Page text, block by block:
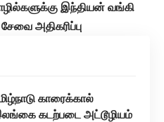
இந்தியன் வங்கி
அதிகரிப்பு
காரைக்கால்
கடற்படை அட்டூழியம்